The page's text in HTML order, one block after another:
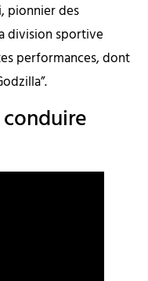
pionnier des
division sportive
performances, dont